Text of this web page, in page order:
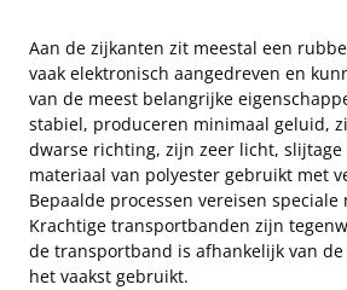
Aan de zijkanten zit meestal een
vaak elektronisch aangedreven en
van de meest belangrijke
stabiel, produceren minimaal geluid,
dwarse richting, zijn zeer licht,
materiaal van polyester gebruikt met
Bepaalde processen vereisen
Krachtige transportbanden zijn
de transportband is afhankelijk van
het vaakst gebruikt.